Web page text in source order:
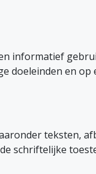
informatief
doeleinden en
teksten,
schriftelijke